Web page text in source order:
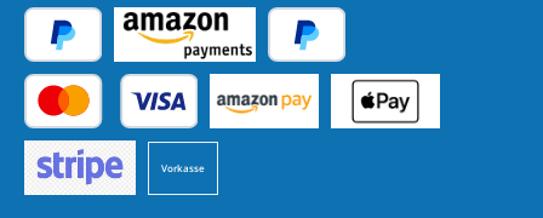
PayPal Amazon Pay Später Bezahlen
Kredit- oder Debitkarte
Vorkasse
Benutzerdefiniertes Bild 1